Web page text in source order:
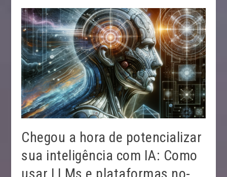
Chegou a hora de potencializar
sua inteligência com IA: Como